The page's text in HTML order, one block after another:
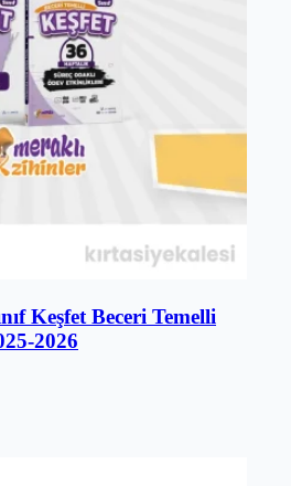
Keşfet Beceri Temelli
2026